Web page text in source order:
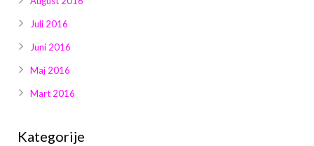
Juli 2016
Juni 2016
Maj 2016
Mart 2016
Kategorije